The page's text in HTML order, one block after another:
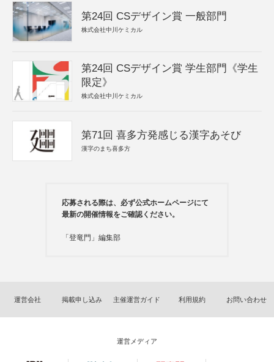
第24回 CSデザイン賞 一般部門
株式会社中川ケミカル
第24回 CSデザイン賞 学生部門《学生
限定》
株式会社中川ケミカル
第71回 喜多方発感じる漢字あそび
漢字のまち喜多方
応募される際は、必ず公式ホームページにて
最新の開催情報をご確認ください。
「登竜門」編集部
運営会社 掲載申し込み 主催運営ガイド 利用規約 お問い合わせ
運営メディア